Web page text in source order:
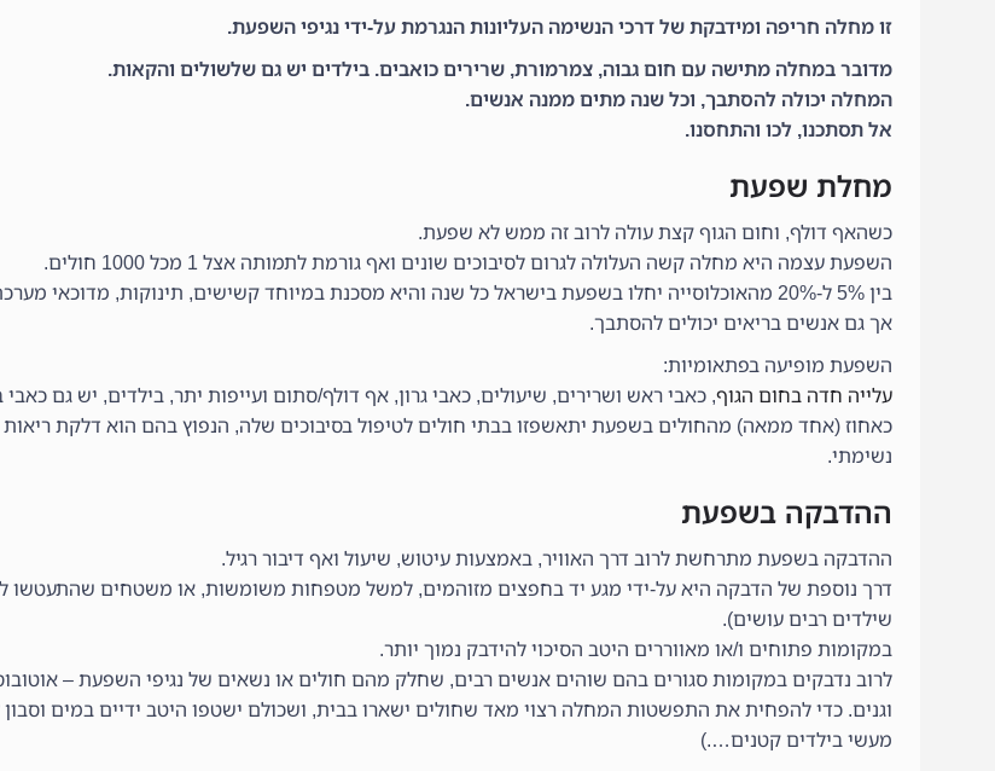
זו מחלה חריפה ומידבקת של דרכי הנשימה העליונות הנגרמת על-ידי נגיפי השפעת.
מדובר במחלה מתישה עם חום גבוה, צמרמורת, שרירים כואבים. בילדים יש גם שלשולים והקאות.
המחלה יכולה להסתבך, וכל שנה מתים ממנה אנשים.
אל תסתכנו, לכו והתחסנו.
מחלת שפעת
כשהאף דולף, וחום הגוף קצת עולה לרוב זה ממש לא שפעת.
השפעת עצמה היא מחלה קשה העלולה לגרום לסיבוכים שונים ואף גורמת לתמותה אצל 1 מכל 1000 חולים.
בין 5% ל-20% מהאוכלוסייה יחלו בשפעת בישראל כל שנה והיא מסכנת במיוחד קשישים, תינוקות, מדוכאי מערכת חיסון ונשים בהיריון.
אך גם אנשים בריאים יכולים להסתבך.
השפעת מופיעה בפתאומיות:
עלייה חדה בחום הגוף, כאבי ראש ושרירים, שיעולים, כאבי גרון, אף דולף/סתום ועייפות יתר, בילדים, יש גם
כאחוז (אחד ממאה) מהחולים בשפעת יתאשפזו בבתי חולים לטיפול בסיבוכים שלה, הנפוץ בהם הוא דלקת ריאות
נשימתי.
ההדבקה בשפעת
ההדבקה בשפעת מתרחשת לרוב דרך האוויר, באמצעות עיטוש, שיעול ואף דיבור רגיל.
דרך נוספת של הדבקה היא על-ידי מגע יד בחפצים מזוהמים, למשל מטפחות משומשות, או משטחים שהתעטשו
שילדים רבים עושים).
במקומות פתוחים ו/או מאווררים היטב הסיכוי להידבק נמוך יותר.
לרוב נדבקים במקומות סגורים בהם שוהים אנשים רבים, שחלק מהם חולים או נשאים של נגיפי השפעת –
וגנים. כדי להפחית את התפשטות המחלה רצוי מאד שחולים ישארו בבית, ושכולם ישטפו היטב ידיים במים וסבון
מעשי בילדים קטנים….)